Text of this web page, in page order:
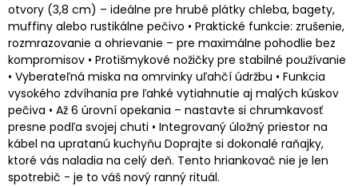
otvory (3,8 cm) – ideálne pre hrubé plátky chleba, bagety,
muffiny alebo rustikálne pečivo • Praktické funkcie: zrušenie,
rozmrazovanie a ohrievanie – pre maximálne pohodlie bez
kompromisov • Protišmykové nožičky pre stabilné používanie
• Vyberateľná miska na omrvinky uľahčí údržbu • Funkcia
vysokého zdvíhania pre ľahké vytiahnutie aj malých kúskov
pečiva • Až 6 úrovní opekania – nastavte si chrumkavosť
presne podľa svojej chuti • Integrovaný úložný priestor na
kábel na upratanú kuchyňu Doprajte si dokonalé raňajky,
ktoré vás naladia na celý deň. Tento hriankovač nie je len
spotrebič - je to váš nový ranný rituál.